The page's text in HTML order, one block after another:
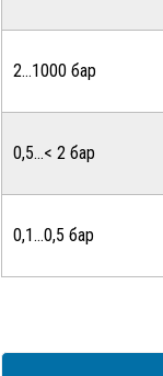
2…1000 бар
0,5…< 2 бар
0,1…0,5 бар